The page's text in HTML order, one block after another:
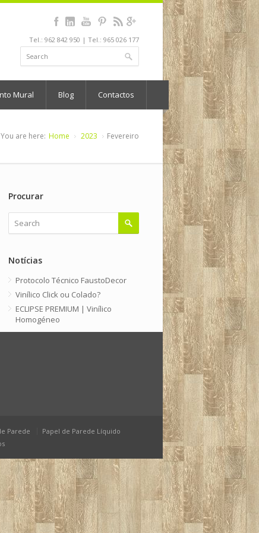
Tel.: 962 842 950 | Tel.: 965 026 177
Mural Blog Contactos
You are here: Home 2023 Fevereiro
Procurar
Notícias
Protocolo Técnico FaustoDecor
Vinílico Click ou Colado?
ECLIPSE PREMIUM | Vinílico
Homogéneo
Dezembro 2024
Março 2024
Janeiro 2024
Outubro 2023
Julho 2023
Março 2023
Fevereiro 2023
Parede
Papel de Parede Líquido